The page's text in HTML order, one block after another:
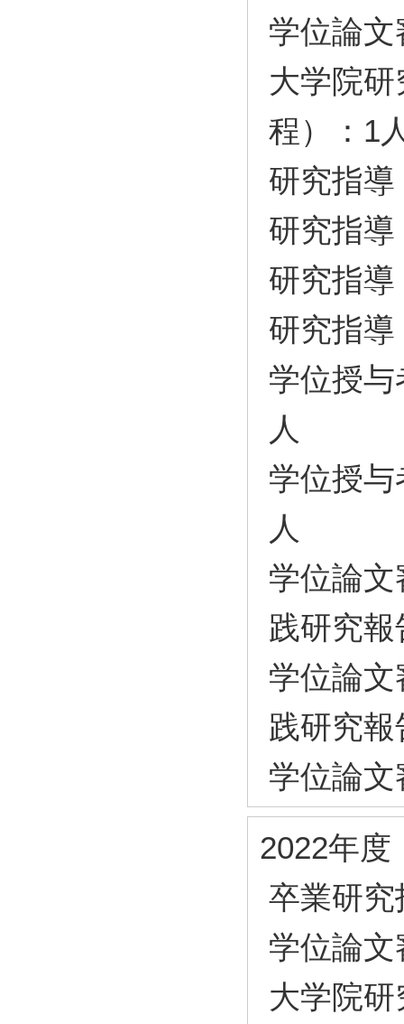
学位論
大学院
程）：1
研究指
研究指
研究指
研究指
学位授
人
学位授
人
学位論
践研究
学位論
践研究
学位論
2022年度
卒業研
学位論
大学院